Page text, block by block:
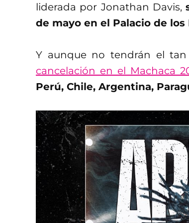
liderada por Jonathan Davis,
de mayo en el Palacio de los
Y aunque no tendrán el
cancelación en el Machaca
Perú, Chile, Argentina,